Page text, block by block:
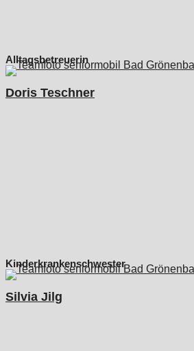
Alltagsbetreuerin
Doris Teschner
Kinderkrankenschwester
Silvia Jilg